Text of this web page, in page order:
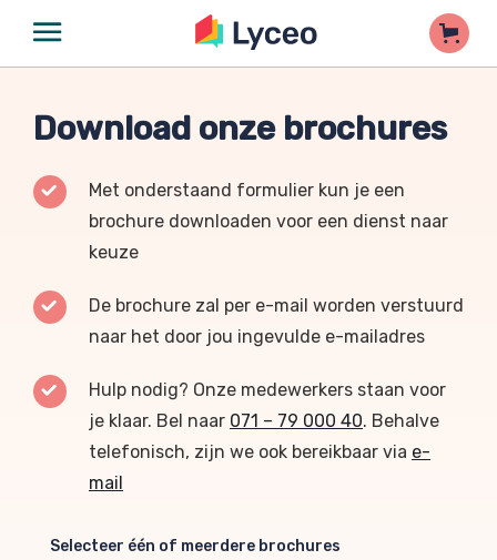
Download onze brochures
Met onderstaand formulier kun je een
brochure downloaden voor een dienst naar
keuze
De brochure zal per e-mail worden verstuurd
naar het door jou ingevulde e-mailadres
Hulp nodig? Onze medewerkers staan voor
je klaar. Bel naar 071 – 79 000 40. Behalve
telefonisch, zijn we ook bereikbaar via e-
mail
Selecteer één of meerdere brochures